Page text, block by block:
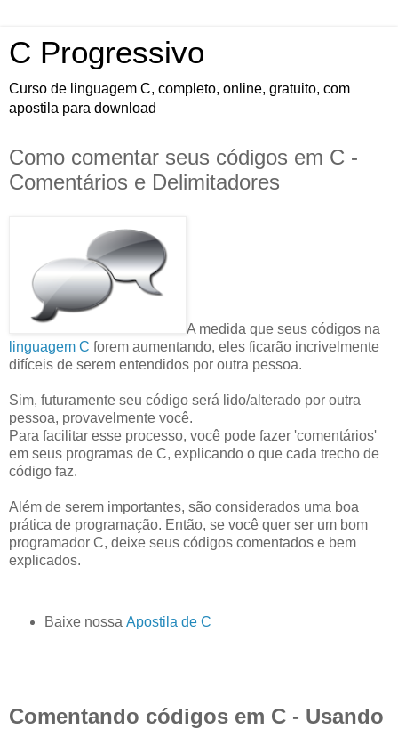
C Progressivo
Curso de linguagem C, completo, online, gratuito, com
apostila para download
Como comentar seus códigos em C -
Comentários e Delimitadores
A medida que seus códigos na
linguagem C forem aumentando, eles ficarão incrivelmente
difíceis de serem entendidos por outra pessoa.
Sim, futuramente seu código será lido/alterado por outra
pessoa, provavelmente você.
Para facilitar esse processo, você pode fazer 'comentários'
em seus programas de C, explicando o que cada trecho de
código faz.
Além de serem importantes, são considerados uma boa
prática de programação. Então, se você quer ser um bom
programador C, deixe seus códigos comentados e bem
explicados.
Baixe nossa Apostila de C
Comentando códigos em C - Usando